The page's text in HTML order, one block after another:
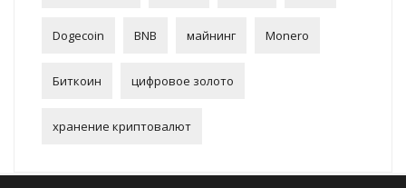
Dogecoin BNB майнинг Monero
Биткоин цифровое золото
хранение криптовалют